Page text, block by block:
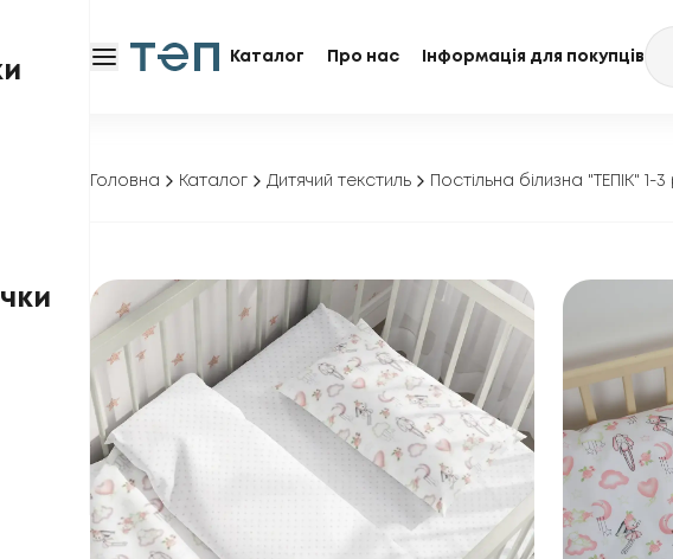
Каталог Про нас Інформація для покупців
Головна Каталог Дитячий текстиль Постільна білизна "ТЕПІК" 1-